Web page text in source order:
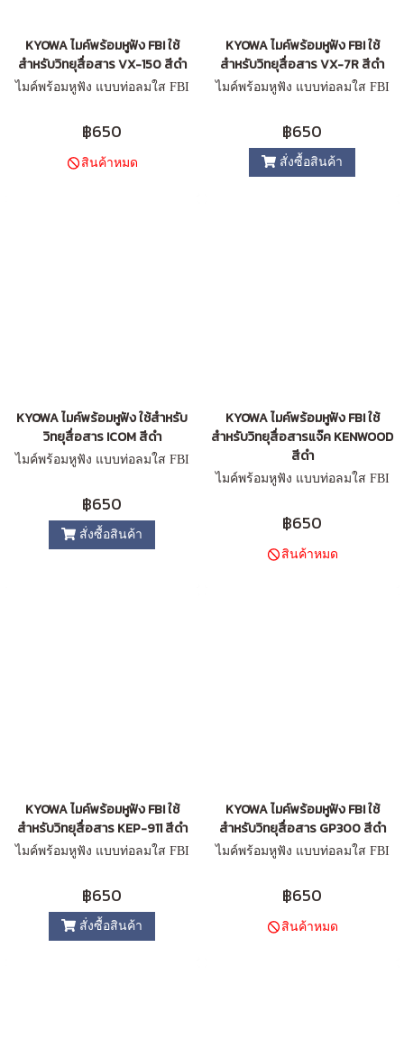
KYOWA ไมค์พร้อมหูฟัง FBI ใช้
สำหรับวิทยุสื่อสาร VX-150 สีดำ
ไมค์พร้อมหูฟัง แบบท่อลมใส FBI
฿650
สินค้าหมด
KYOWA ไมค์พร้อมหูฟัง FBI ใช้
สำหรับวิทยุสื่อสาร VX-7R สีดำ
ไมค์พร้อมหูฟัง แบบท่อลมใส FBI
฿650
สั่งซื้อสินค้า
KYOWA ไมค์พร้อมหูฟัง ใช้สำหรับ
วิทยุสื่อสาร ICOM สีดำ
ไมค์พร้อมหูฟัง แบบท่อลมใส FBI
฿650
สั่งซื้อสินค้า
KYOWA ไมค์พร้อมหูฟัง FBI ใช้
สำหรับวิทยุสื่อสารแจ๊ค KENWOOD
สีดำ
ไมค์พร้อมหูฟัง แบบท่อลมใส FBI
฿650
สินค้าหมด
KYOWA ไมค์พร้อมหูฟัง FBI ใช้
สำหรับวิทยุสื่อสาร KEP-911 สีดำ
ไมค์พร้อมหูฟัง แบบท่อลมใส FBI
฿650
สั่งซื้อสินค้า
KYOWA ไมค์พร้อมหูฟัง FBI ใช้
สำหรับวิทยุสื่อสาร GP300 สีดำ
ไมค์พร้อมหูฟัง แบบท่อลมใส FBI
฿650
สินค้าหมด